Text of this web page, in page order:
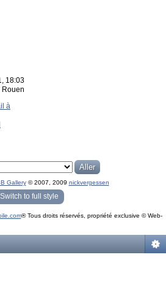
18:03
Rouen
à
Gallery© 2007, 2009 nickvergessen
française par
darky
Switch to full style
® Tous droits réservés, propriété exclusive © Web-